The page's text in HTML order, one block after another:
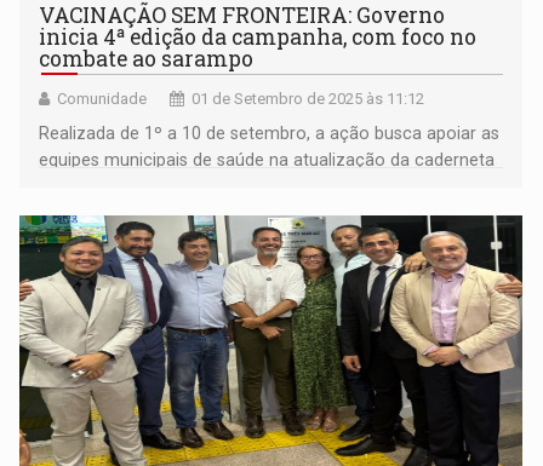
VACINAÇÃO SEM FRONTEIRA: Governo
inicia 4ª edição da campanha, com foco no
combate ao sarampo
Comunidade 01 de Setembro de 2025 às 11:12
Realizada de 1º a 10 de setembro, a ação busca apoiar as
equipes municipais de saúde na atualização da caderneta